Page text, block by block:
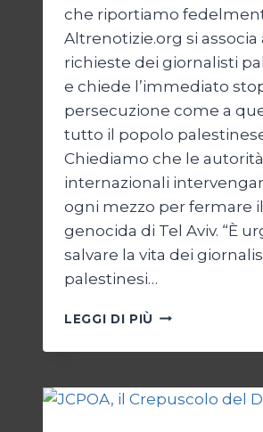
che riportiamo
Altrenotizie.org si associa
richieste dei giornalisti
e chiede l’immediato
persecuzione come a
tutto il popolo
Chiediamo che le autorità
internazionali
ogni mezzo per fermare
genocida di Tel Aviv. “È
salvare la vita dei
palestinesi…
LEGGI DI PIÙ GIORNALISTI,
APPELLO
GAZA